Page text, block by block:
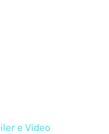
e Video